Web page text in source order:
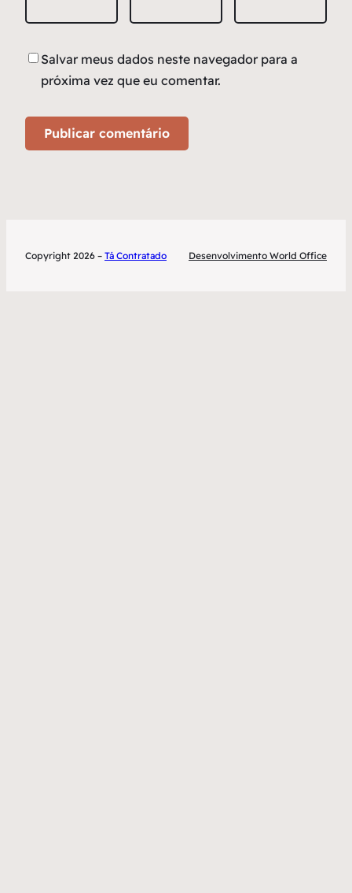
Salvar meus dados neste navegador para a
próxima vez que eu comentar.
Copyright 2026 – Tá Contratado Desenvolvimento World Office